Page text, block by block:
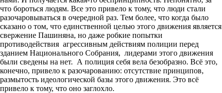
что бороться людям. Все это привело к тому, что люди стали
разочаровываться в очередной раз. Тем более, что когда было
сказано о том, что единственной целью этого движения является
свержение Пашиняна, но даже робкие попытки
противодействия агрессивным действиям полиции перед
зданием Национального Собрания, лидерами этого движения
были сведены на нет. А полиция себя вела безобразно. Всё это,
конечно, привело к разочарованию: отсутствие принципов,
размытость идеологической базы этого движения. Это всё
привело к тому, что оно заглохло.